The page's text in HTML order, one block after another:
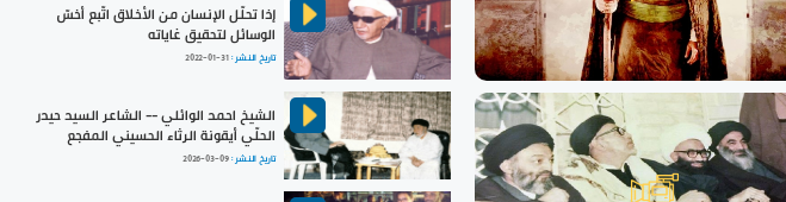
إذا تحلّل الإنسان من الأخلاق اتّبع أخسّ
الوسائل لتحقيق غاياته
تاريخ النشر :2022-01-31
الشيخ احمد الوائلي -- الشاعر السيد حيدر
الحلّي أيقونة الرثاء الحسيني المفجع
تاريخ النشر :2026-03-09